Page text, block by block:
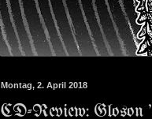
Montag, 2. April 2018
CD-Review: Gloson